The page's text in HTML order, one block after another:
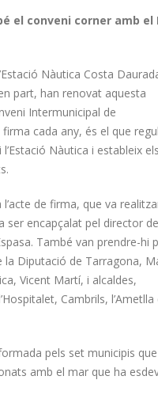
el conveni corner amb
Nàutica Costa
part, han renovat aquesta
Intermunicipal de
cada any, és el que
Nàutica i estableix els
de firma, que va
ser encapçalat pel director de
També van prendre-hi
la Diputació de Tarragona,
Vicent Martí, i alcaldes,
Cambrils, l’Ametlla
pels set municipis
amb el mar que ha